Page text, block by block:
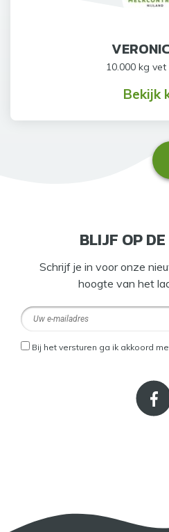
10.000 kg
Bekijk
BLIJF OP
Schrijf je in voor onze
hoogte van het
Bij het versturen ga ik akkoord